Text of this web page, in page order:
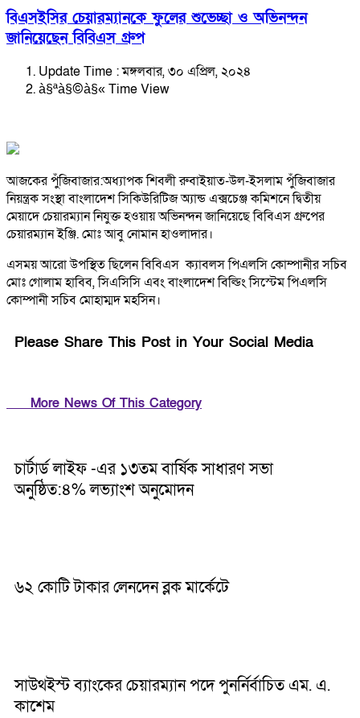
বিএসইসির চেয়ারম্যানকে ফুলের শুভেচ্ছা ও অভিনন্দন
জানিয়েছেন বিবিএস গ্রুপ
Update Time : মঙ্গলবার, ৩০ এপ্রিল, ২০২৪
à§ªà§©à§« Time View
আজকের পুঁজিবাজার:অধ্যাপক শিবলী রুবাইয়াত-উল-ইসলাম পুঁজিবাজার
নিয়ন্ত্রক সংস্থা বাংলাদেশ সিকিউরিটিজ অ্যান্ড এক্সচেঞ্জ কমিশনে দ্বিতীয়
মেয়াদে চেয়ারম্যান নিযুক্ত হওয়ায় অভিনন্দন জানিয়েছে বিবিএস গ্রুপের
চেয়ারম্যান ইঞ্জি. মোঃ আবু নোমান হাওলাদার।
এসময় আরো উপস্থিত ছিলেন বিবিএস ক্যাবলস পিএলসি কোম্পানীর সচিব
মোঃ গোলাম হাবিব, সিএসিসি এবং বাংলাদেশ বিল্ডিং সিস্টেম পিএলসি
কোম্পানী সচিব মোহাম্মদ মহসিন।
Please Share This Post in Your Social Media
More News Of This Category
চার্টার্ড লাইফ -এর ১৩তম বার্ষিক সাধারণ সভা
অনুষ্ঠিত:৪% লভ্যাংশ অনুমোদন
৬২ কোটি টাকার লেনদেন ব্লক মার্কেটে
সাউথইস্ট ব্যাংকের চেয়ারম্যান পদে পুনর্নির্বাচিত এম. এ.
কাশেম